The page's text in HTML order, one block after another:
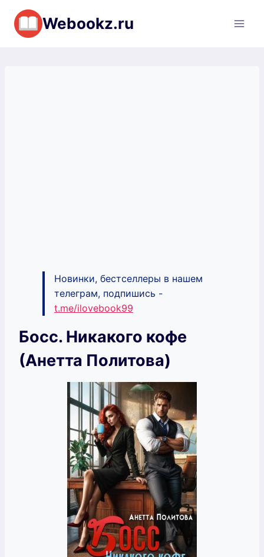
Перейти
содержимому
Webookz.ru
Новинки, бестселлеры в нашем
телеграм, подпишись -
t.me/ilovebook99
Босс. Никакого кофе
(Анетта Политова)